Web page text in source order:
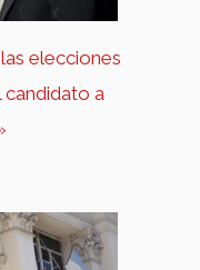
elecciones
candidato a